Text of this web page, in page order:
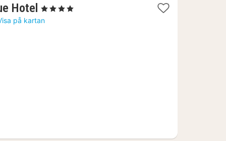
Hotel 1
natt
, 4 Stjärnor
på kartan